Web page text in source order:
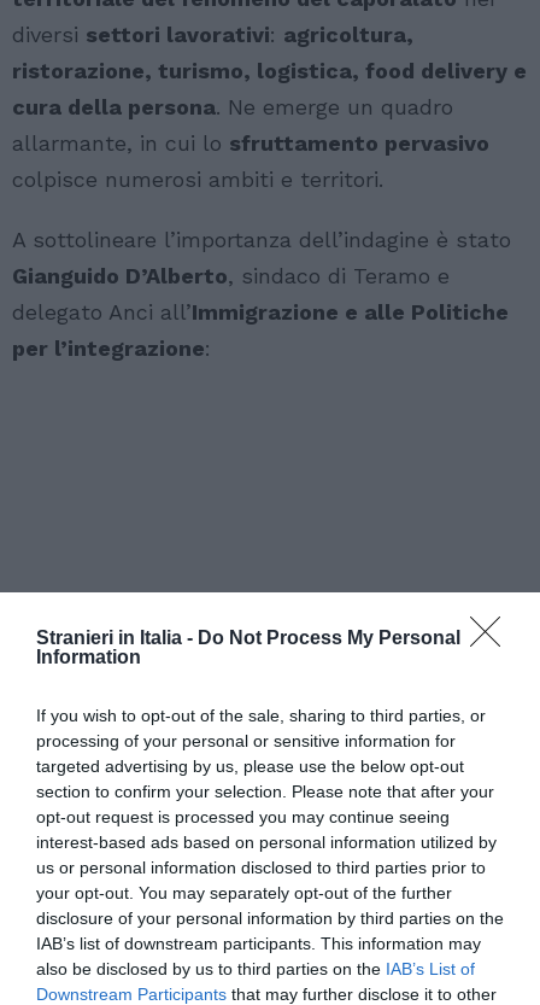
Stranieri in Italia - Do Not Process My Personal
Information
If you wish to opt-out of the sale, sharing to third parties, or
processing of your personal or sensitive information for
targeted advertising by us, please use the below opt-out
section to confirm your selection. Please note that after your
opt-out request is processed you may continue seeing
interest-based ads based on personal information utilized by
us or personal information disclosed to third parties prior to
your opt-out. You may separately opt-out of the further
disclosure of your personal information by third parties on the
IAB’s list of downstream participants. This information may
also be disclosed by us to third parties on the IAB’s List of
Downstream Participants that may further disclose it to other
diversi settori lavorativi: agricoltura,
ristorazione, turismo, logistica, food delivery e
cura della persona. Ne emerge un quadro
allarmante, in cui lo sfruttamento pervasivo
colpisce numerosi ambiti e territori.
A sottolineare l’importanza dell’indagine è stato
Gianguido D’Alberto, sindaco di Teramo e
delegato Anci all’Immigrazione e alle Politiche
per l’integrazione: